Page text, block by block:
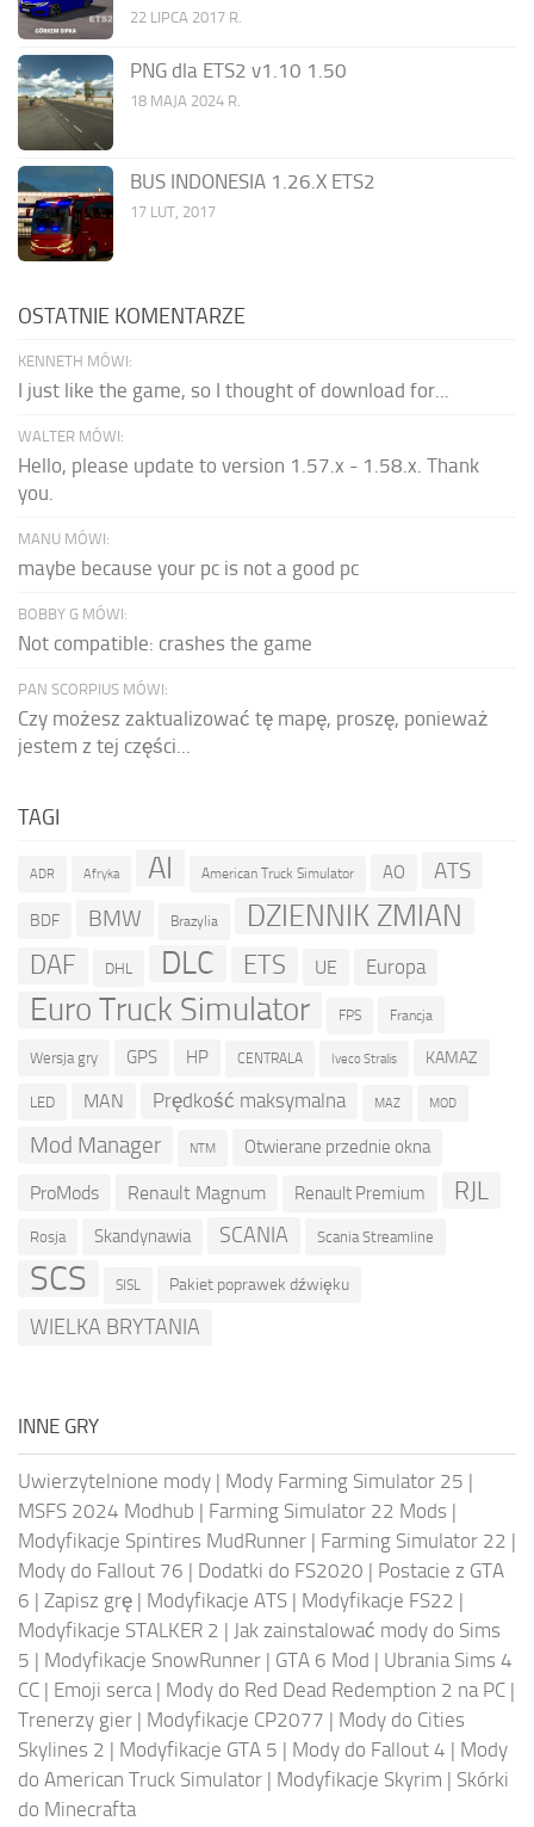
22 LIPCA 2017 R.
PNG dla ETS2 v1.10 1.50
18 MAJA 2024 R.
BUS INDONESIA 1.26.X ETS2
17 LUT, 2017
OSTATNIE KOMENTARZE
KENNETH MÓWI:
I just like the game, so I thought of download for...
WALTER MÓWI:
Hello, please update to version 1.57.x - 1.58.x. Thank
you.
MANU MÓWI:
maybe because your pc is not a good pc
BOBBY G MÓWI:
Not compatible: crashes the game
PAN SCORPIUS MÓWI:
Czy możesz zaktualizować tę mapę, proszę, ponieważ
jestem z tej części...
TAGI
ADR Afryka AI American Truck Simulator AO ATS
BDF BMW Brazylia DZIENNIK ZMIAN
DAF DHL DLC ETS UE Europa
Euro Truck Simulator FPS Francja
Wersja gry GPS HP CENTRALA Iveco Stralis KAMAZ
LED MAN Prędkość maksymalna MAZ MOD
Mod Manager NTM Otwierane przednie okna
ProMods Renault Magnum Renault Premium RJL
Rosja Skandynawia SCANIA Scania Streamline
SCS SISL Pakiet poprawek dźwięku
WIELKA BRYTANIA
INNE GRY
Uwierzytelnione mody | Mody Farming Simulator 25 |
MSFS 2024 Modhub | Farming Simulator 22 Mods |
Modyfikacje Spintires MudRunner | Farming Simulator 22 |
Mody do Fallout 76 | Dodatki do FS2020 | Postacie z GTA
6 | Zapisz grę | Modyfikacje ATS | Modyfikacje FS22 |
Modyfikacje STALKER 2 | Jak zainstalować mody do Sims
5 | Modyfikacje SnowRunner | GTA 6 Mod | Ubrania Sims 4
CC | Emoji serca | Mody do Red Dead Redemption 2 na PC |
Trenerzy gier | Modyfikacje CP2077 | Mody do Cities
Skylines 2 | Modyfikacje GTA 5 | Mody do Fallout 4 | Mody
do American Truck Simulator | Modyfikacje Skyrim | Skórki
do Minecrafta